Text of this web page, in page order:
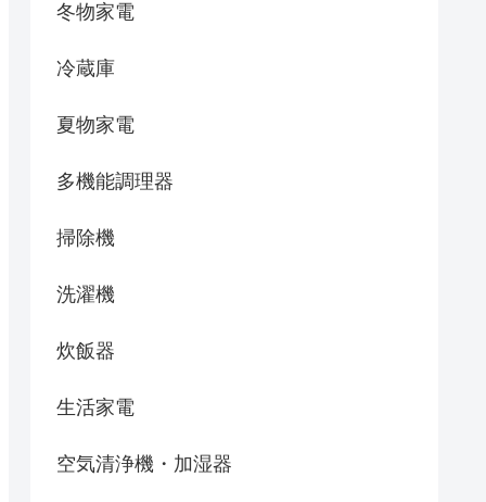
冬物家電
冷蔵庫
夏物家電
多機能調理器
掃除機
洗濯機
炊飯器
生活家電
空気清浄機・加湿器